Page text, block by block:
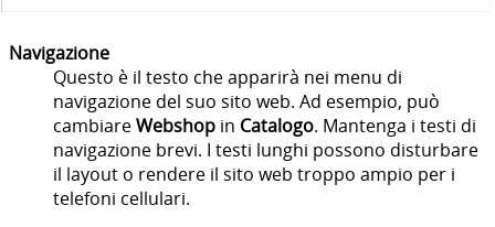
Navigazione
Questo è il testo che apparirà nei menu di
navigazione del suo sito web. Ad esempio, può
cambiareWebshop in Catalogo. Mantenga i testi di
navigazione brevi. I testi lunghi possono disturbare
il layout o rendere il sito web troppo ampio per i
telefoni cellulari.